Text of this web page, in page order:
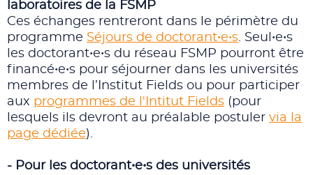
laboratoires de la FSMP
Ces échanges rentreront dans le périmètre du
programme Séjours de doctorant•e•s. Seul•e•s
les doctorant•e•s du réseau FSMP pourront être
financé•e•s pour séjourner dans les universités
membres de l’Institut Fields ou pour participer
aux programmes de l'Intitut Fields (pour
lesquels ils devront au préalable postuler via la
page dédiée).
- Pour les doctorant•e•s des universités